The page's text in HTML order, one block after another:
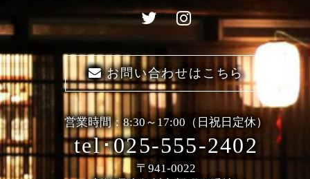
お問い合わせはこちら
営業時間：8:30～17:00（日祝日定休）
tel･025-555-2402
〒941-0022